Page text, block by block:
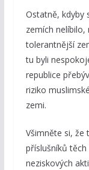
Ostatně, kdyby
zemích
tolerantnější
tu byli
republice
riziko
zemi.
Všimněte si, že
příslušníků těch
neziskových